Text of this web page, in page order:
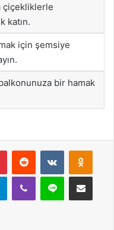
çiçekliklerle
katın.
için şemsiye
bir hamak
PinterestReddit VKontakte
TelegramViber Line E-Posta ile